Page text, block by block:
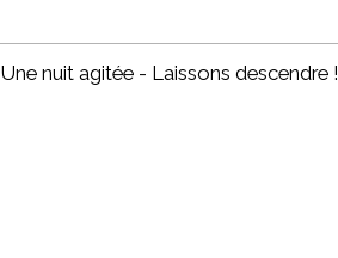
Une nuit agitée - Laissons descendre !